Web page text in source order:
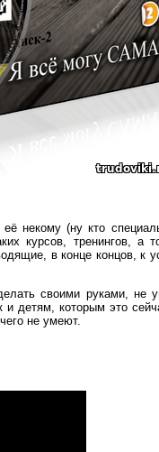
некому (ну кто
курсов, тренингов, а
в конце концов, к
своими руками, не
и детям, которым это
не умеют.